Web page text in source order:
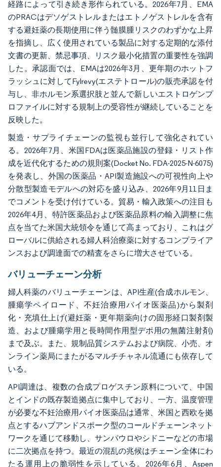
経路によって引き続き形作られている。2026年7月、EMA
のPRACはデソゲストレルまたはエトノゲストレルを含有
する避妊薬の長期使用に伴う髄膜腫リスクのわずかな上昇
を指摘し、広く使用されている製品に対する定期的な添付
文書の更新、禁忌事項、リスク最小化措置の重要性を強調
した。承認面では、EMAは2026年3月、更年期のホットフ
ラッシュに対してFylrevy(エステトロール)の販売承認を付
与し、非ホルモン系選択肢と並んで新しいエストロゲンプ
ロファイルに対する規制上の受容性が継続していることを
反映した。
製造・サプライチェーンの監視も並行して強化されてい
る。2026年7月、米国FDAは医薬品施設の登録・リスト作
成を近代化するための規則案(Docket No. FDA-2025-N-6075)
を発表し、外国の医薬品・API製造施設への可視性向上や
分散型製造モデルへの対応を盛り込み、2026年9月11日ま
でコメントを受け付けている。貿易・輸入政策への注目も
2026年4月、特許医薬品および医薬品原料の輸入調整に焦
点を当てた米国大統領令を通じて高まっており、これはグ
ローバルに供給される婦人科治療薬に対するコンプライア
ンスおよび調達面での精査をさらに増大させている。
バリューチェーン分析
婦人科薬のバリューチェーンは、API生産(合成ホルモン、
腫瘍学ペイロード、不妊治療用バイオ医薬品)から製剤
化・充填仕上げ(避妊薬・更年期薬向けの固形経口製剤製
造、および腫瘍学用と長時間作用型デポ用の無菌注射剤)
まで及ぶ。また、規制品質システムおよび病院、小売、オ
ンライン薬局にまたがるマルチチャネル流通にも依存して
いる。
API調達は、複数の合成プロゲスチン原料について、中国
とインドの既存製造拠点に集中しており、一方、温度管理
が必要な不妊治療用バイオ医薬品は通常、米国と西欧を拠
点とするハブアンドスポーク型のコールドチェーンネット
ワークを通じて移動し、サンパウロやシドニーなどの市場
に二次拠点を持つ。最近の混乱の兆候はチェーン全体にわ
たる運用上の脆弱性を示している。2026年6月、Aspen